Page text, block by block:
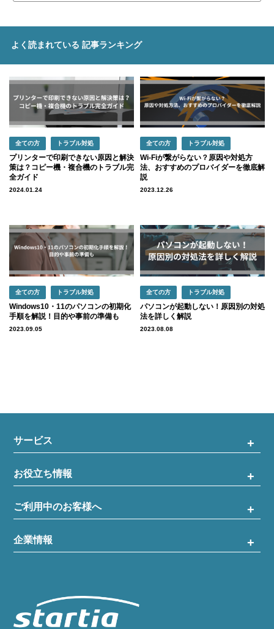
よく読まれている 記事ランキング
全ての方 トラブル対処
プリンターで印刷できない原因と解決
策は？コピー機・複合機のトラブル完
全ガイド
2024.01.24
全ての方 トラブル対処
Wi-Fiが繋がらない？原因や対処方
法、おすすめのプロバイダーを徹底解
説
2023.12.26
全ての方 トラブル対処
Windows10・11のパソコンの初期化
手順を解説！目的や事前の準備も
2023.09.05
全ての方 トラブル対処
パソコンが起動しない！原因別の対処
法を詳しく解説
2023.08.08
サービス
お役立ち情報
ご利用中のお客様へ
企業情報